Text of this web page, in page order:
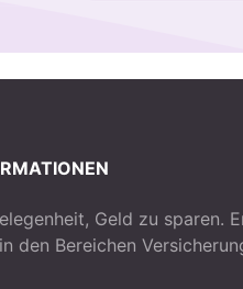
Geld zu sparen.
den Bereichen